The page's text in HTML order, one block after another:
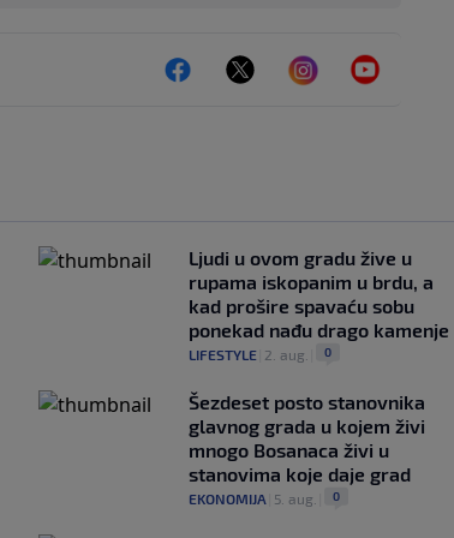
Ljudi u ovom gradu žive u
rupama iskopanim u brdu, a
kad prošire spavaću sobu
ponekad nađu drago kamenje
LIFESTYLE| 2. aug. 0
Šezdeset posto stanovnika
glavnog grada u kojem živi
mnogo Bosanaca živi u
stanovima koje daje grad
EKONOMIJA 5. aug. 0